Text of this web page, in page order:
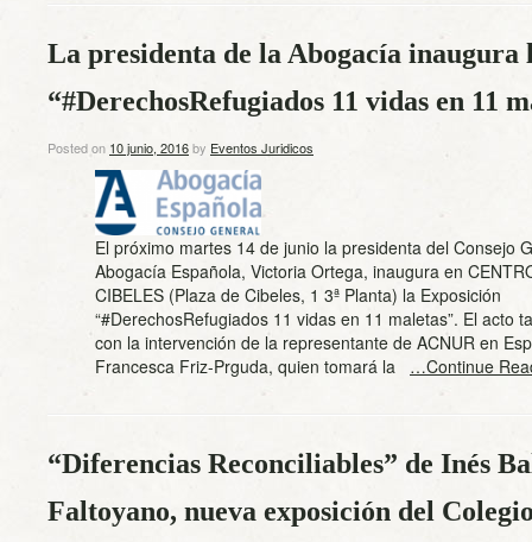
La presidenta de la Abogacía inaugura
“#DerechosRefugiados 11 vidas en 11
Posted on 10 junio, 2016by Eventos Juridicos
El próximo martes 14 de junio la presidenta del Consejo
Abogacía Española, Victoria Ortega, inaugura en
CIBELES (Plaza de Cibeles, 1 3ª Planta) la Exposición
“#DerechosRefugiados 11 vidas en 11 maletas”. El acto
con la intervención de la representante de ACNUR en
Francesca Friz-Prguda, quien tomará la …Continue
“Diferencias Reconciliables” de Inés
Faltoyano, nueva exposición del